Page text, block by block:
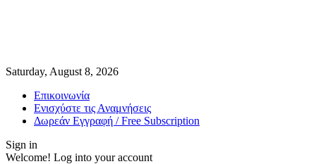
Saturday, August 8, 2026
Επικοινωνία
Ενισχύστε τις Αναμνήσεις
Δωρεάν Εγγραφή / Free Subscription
Sign in
Welcome! Log into your account